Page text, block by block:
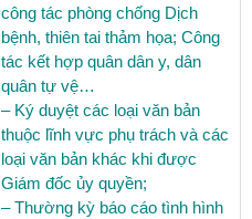
công tác phòng chống Dịch
bệnh, thiên tai thảm họa; Công
tác kết hợp quân dân y, dân
quân tự vệ…
– Ký duyệt các loại văn bản
thuộc lĩnh vực phụ trách và các
loại văn bản khác khi được
Giám đốc ủy quyền;
– Thường kỳ báo cáo tình hình